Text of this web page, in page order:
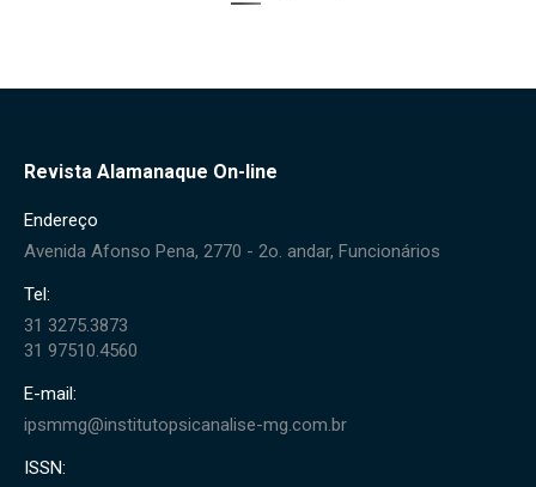
Revista Alamanaque On-line
Endereço
Avenida Afonso Pena, 2770 - 2o. andar, Funcionários
Tel:
31 3275.3873
31 97510.4560
E-mail:
ipsmmg@institutopsicanalise-mg.com.br
ISSN: